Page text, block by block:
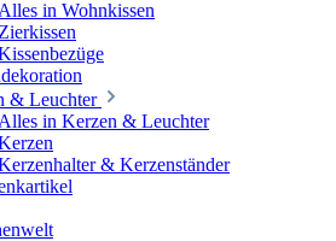
Alles in Wohnkissen
Zierkissen
& Leuchter
Alles in Kerzen & Leuchter
& Kerzenständer